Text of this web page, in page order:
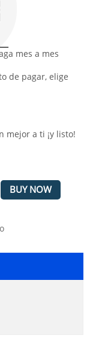
mes a mes
de pagar, elige
mejor a ti ¡y listo!
BUY NOW